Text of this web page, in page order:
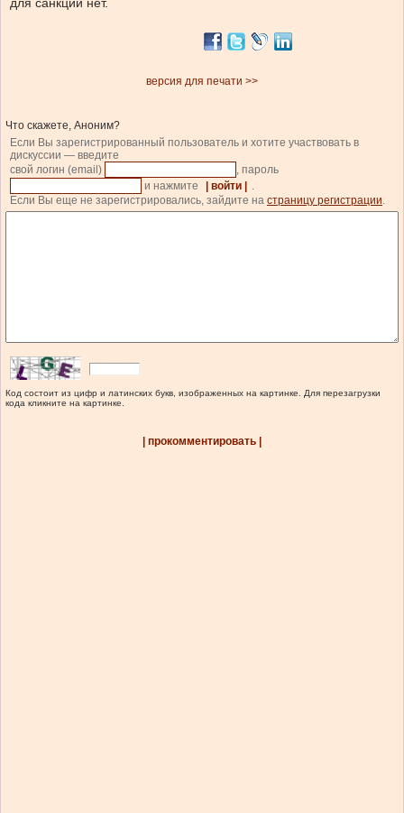
для санкций нет.
версия для печати >>
Что скажете, Аноним?
Если Вы зарегистрированный пользователь и хотите участвовать в
дискуссии — введите
свой логин (email)
, пароль
и нажмите
| войти |
.
Если Вы еще не зарегистрировались, зайдите на страницу регистрации.
Код состоит из цифр и латинских букв, изображенных на картинке. Для перезагрузки
кода кликните на картинке.
| прокомментировать |